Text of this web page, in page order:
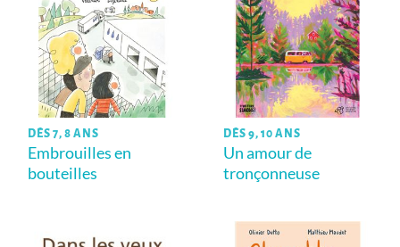
DÈS 7, 8 ANS
Embrouilles en
bouteilles
DÈS 9, 10 ANS
Un amour de
tronçonneuse